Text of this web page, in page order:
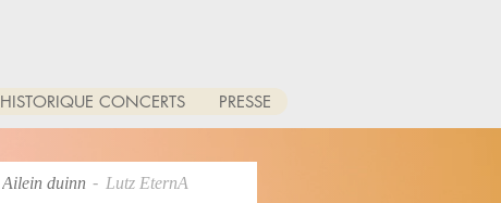
HISTORIQUE CONCERTS PRESSE
Ailein duinn
Lutz EternA